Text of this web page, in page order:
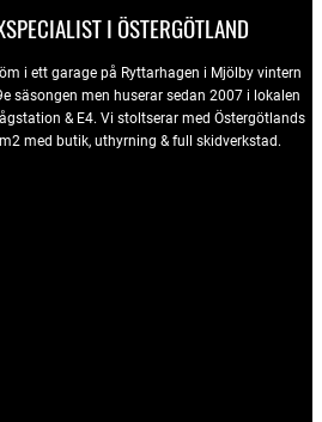
I ÖSTERGÖTLAND
i ett garage på Ryttarhagen i Mjölby vintern
säsongen men huserar sedan 2007 i lokalen
& E4. Vi stoltserar med Östergötlands
med butik, uthyrning & full skidverkstad.